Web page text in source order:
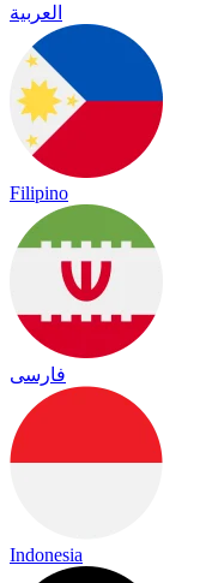
العربية
Filipino
فارسی
Indonesia